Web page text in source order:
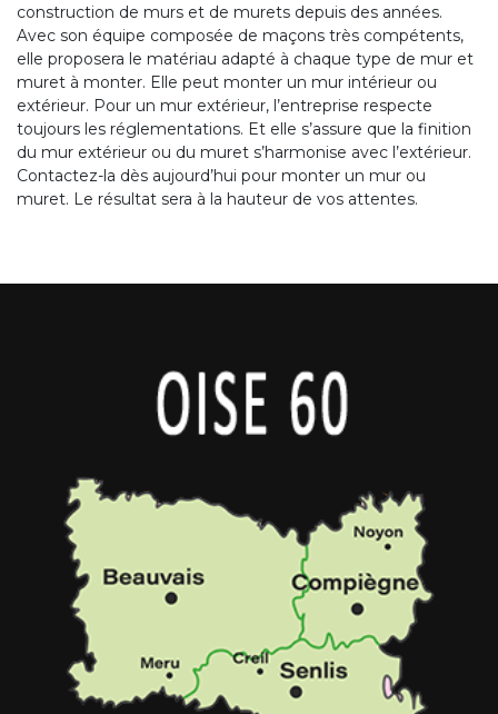
construction de murs et de murets depuis des années.
Avec son équipe composée de maçons très compétents,
elle proposera le matériau adapté à chaque type de mur et
muret à monter. Elle peut monter un mur intérieur ou
extérieur. Pour un mur extérieur, l’entreprise respecte
toujours les réglementations. Et elle s’assure que la finition
du mur extérieur ou du muret s’harmonise avec l’extérieur.
Contactez-la dès aujourd’hui pour monter un mur ou
muret. Le résultat sera à la hauteur de vos attentes.